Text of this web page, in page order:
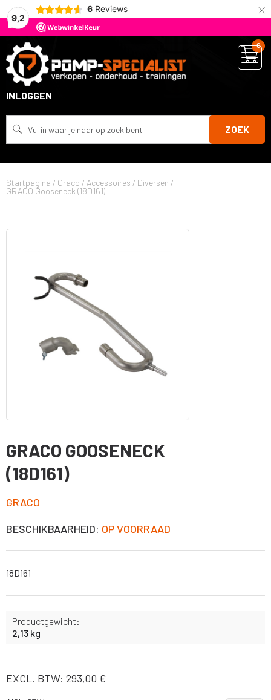
9,2
6 Reviews ×
ZOEK
INLOGGEN
0
Startpagina / Graco / Accessoires / Diversen /
GRACO Gooseneck (18D161)
GRACO GOOSENECK
(18D161)
GRACO
BESCHIKBAARHEID: OP VOORRAAD
18D161
Productgewicht:
2,13 kg
EXCL. BTW: 293,00 €